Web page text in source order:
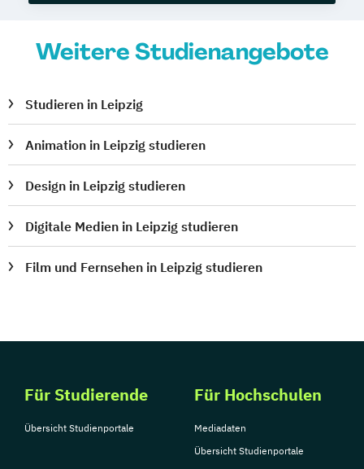
Weitere Studienangebote
Studieren in Leipzig
Animation in Leipzig studieren
Design in Leipzig studieren
Digitale Medien in Leipzig studieren
Film und Fernsehen in Leipzig studieren
Für Studierende
Übersicht Studienportale
Für Hochschulen
Mediadaten
Übersicht Studienportale